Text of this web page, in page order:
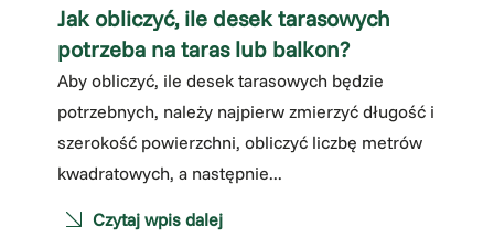
Jak obliczyć, ile desek tarasowych
potrzeba na taras lub balkon?
Aby obliczyć, ile desek tarasowych będzie
potrzebnych, należy najpierw zmierzyć długość i
szerokość powierzchni, obliczyć liczbę metrów
kwadratowych, a następnie...
Czytaj wpis dalej